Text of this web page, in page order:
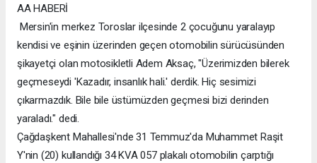
AA HABERİ
Mersin'in merkez Toroslar ilçesinde 2 çocuğunu yaralayıp
kendisi ve eşinin üzerinden geçen otomobilin sürücüsünden
şikayetçi olan motosikletli Adem Aksaç, "Üzerimizden bilerek
geçmeseydi 'Kazadır, insanlık hali.' derdik. Hiç sesimizi
çıkarmazdık. Bile bile üstümüzden geçmesi bizi derinden
yaraladı." dedi.
Çağdaşkent Mahallesi'nde 31 Temmuz'da Muhammet Raşit
Y'nin (20) kullandığı 34 KVA 057 plakalı otomobilin çarptığı